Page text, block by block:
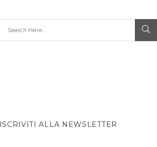
ISCRIVITI ALLA NEWSLETTER